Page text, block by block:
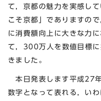
て，京都の魅力を実感し
こそ京都」でありますの
に消費額向上に大きな力
て，300万人を数値目標
きました。
本日発表します平成27
数字となって表れる，い